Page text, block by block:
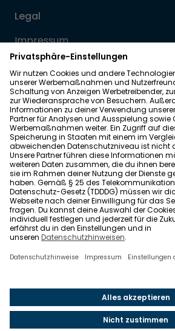
Legal
Impressum
Datenschutz
Allgemeine
Barrierefreiheit
Wohnglück folgen
Wohnglück.de ist ein Service der
Berlin. © 2021-2026 Impleco